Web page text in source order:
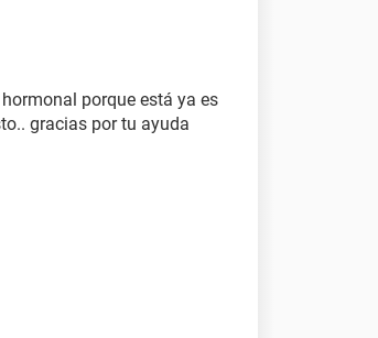
porque está ya es
gracias por tu ayuda